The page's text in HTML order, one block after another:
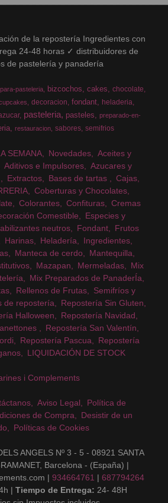
de la repostería Ingredientes con
24-48 horas ✓ distribuidores de
de pastelería y panadería
pasteleria bizcochos cakes chocolate
decoracion fondant
heladeria
pasteleria pasteles
preparado-en-
restauracion sabores semifrios
SEMANA Novedades
Aceites y
Aditivos e Impulsores
Azucares y
Extractos Bases de tartas
Cajas
Coberturas y Chocolates
Colorantes Confituras
Cremas
Comestible
Especies y
neutros Fondant
Frutos
Harinas Heladería
Ingredientes
Manteca de cerdo
Mantequilla
Mazapan Mermeladas
Mix
Mix Preparados de PanaderÍa
Rellenos de Frutas
Semifríos y
de repostería
Repostería Sin Gluten
Halloween
Repostería Navidad
Repostería San Valentín
Repostería Pascua
Repostería
LIQUIDACIÓN DE STOCK
i Complements
Aviso Legal
Política de
de Compra
Desistir de un
Políticas de Cookies
ANGELS Nº 3 - 5 - 08921 SANTA
Barcelona - (España) |
| 934664761 | 687794264
| Tiempo de Entrega: 24- 48H